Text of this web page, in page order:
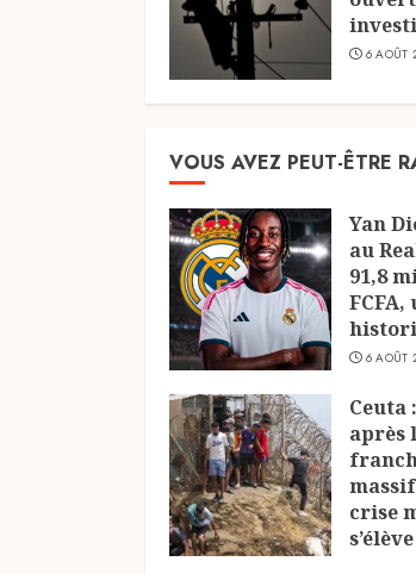
6 AOÛT
VOUS AVEZ PEUT-ÊTRE
Yan
au
91,8
6 AOÛT
Ceuta
après
crise